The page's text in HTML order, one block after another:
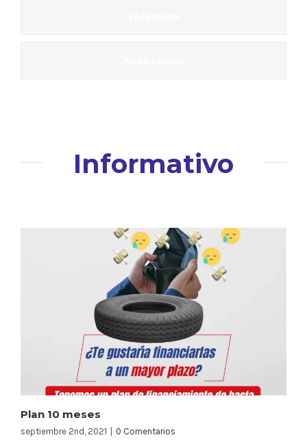
Informativo
Plan 10 meses
septiembre 2nd, 2021 0 Comentarios